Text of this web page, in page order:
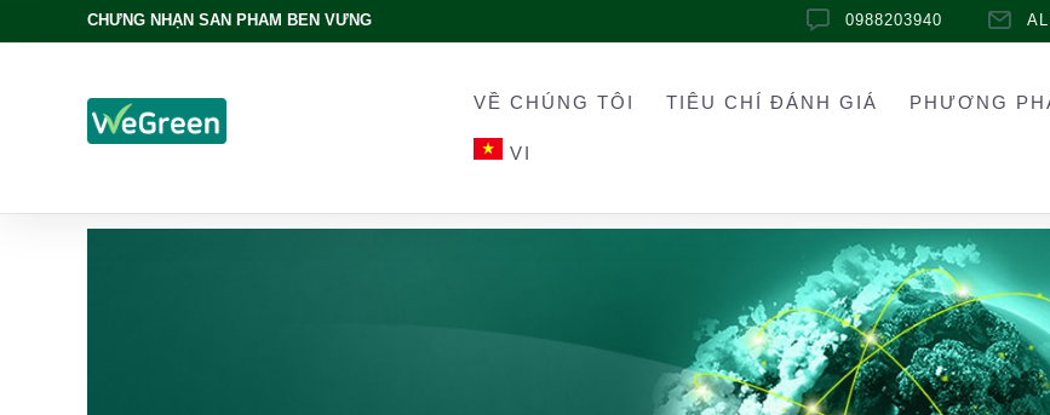
CHỨNG NHẬN SẢN PHẨM BỀN VỮNG 0988203940
VỀ CHÚNG TÔI TIÊU CHÍ ĐÁNH GIÁ PHƯƠNG
VI